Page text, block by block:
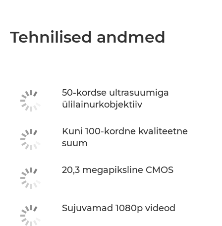
Tehnilised andmed
50-kordse ultrasuumiga
ülilainurkobjektiiv
Kuni 100-kordne kvaliteetne
suum
20,3 megapiksline CMOS
Sujuvamad 1080p videod